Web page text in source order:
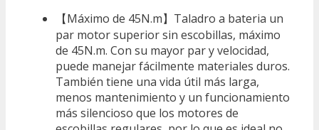
【Máximo de 45N.m】Taladro a bateria un
par motor superior sin escobillas, máximo
de 45N.m. Con su mayor par y velocidad,
puede manejar fácilmente materiales duros.
También tiene una vida útil más larga,
menos mantenimiento y un funcionamiento
más silencioso que los motores de